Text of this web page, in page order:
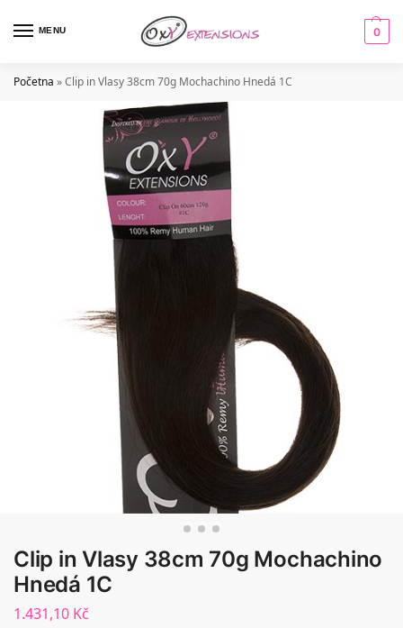
MENU 0
Početna »Clip in Vlasy 38cm 70g Mochachino Hnedá 1C
Clip in Vlasy 38cm 70g Mochachino
Hnedá 1C
1.431,10 Kč